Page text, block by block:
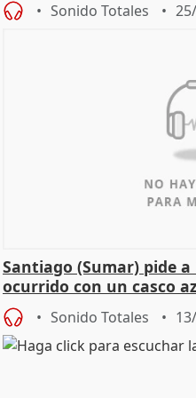
Sonido Totales
Santiago (Sumar) pide
ocurrido con un casco
Sonido Totales